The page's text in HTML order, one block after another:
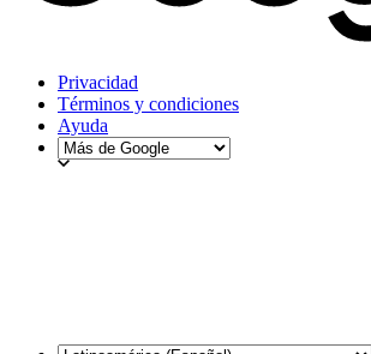
Privacidad
Términos y condiciones
Ayuda